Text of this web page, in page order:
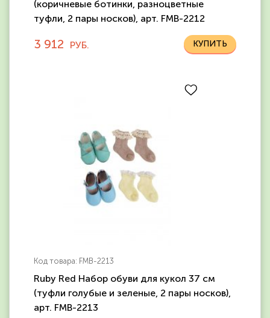
(коричневые ботинки, разноцветные
туфли, 2 пары носков), арт. FMB-2212
3 912 РУБ.
Код товара: FMB-2213
Ruby Red Набор обуви для кукол 37 см
(туфли голубые и зеленые, 2 пары носков),
арт. FMB-2213